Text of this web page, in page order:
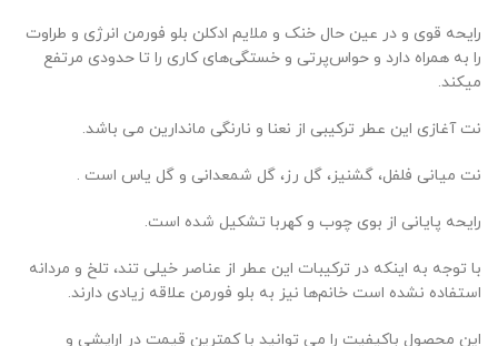
رایحه قوی و در عین حال خنک و ملایم ادکلن بلو فورمن انرژی و طراوت
را به همراه دارد و حواس‌پرتی و خستگی‌های کاری را تا حدودی مرتفع
میکند.
نت آغازی این عطر ترکیبی از نعنا و نارنگی ماندارین می باشد.
نت میانی ﻓﻠﻔﻞ، ﮔﺸﻨﯿﺰ، ﮔﻞ ﺭﺯ، ﮔﻞ ﺷﻤﻌﺪﺍﻧﯽ و ﮔﻞ ﯾﺎﺱ است .
رایحه پایانی از بوی ﭼﻮﺏ و ﮐﻬﺮﺑﺎ تشکیل شده است.
با توجه به اینکه در ترکیبات این عطر از عناصر خیلی تند، تلخ و مردانه
استفاده نشده است خانم‌ها نیز به بلو فورمن علاقه زیادی دارند.
این محصول باکیفیت را می توانید با کمترین قیمت در ارایشی و